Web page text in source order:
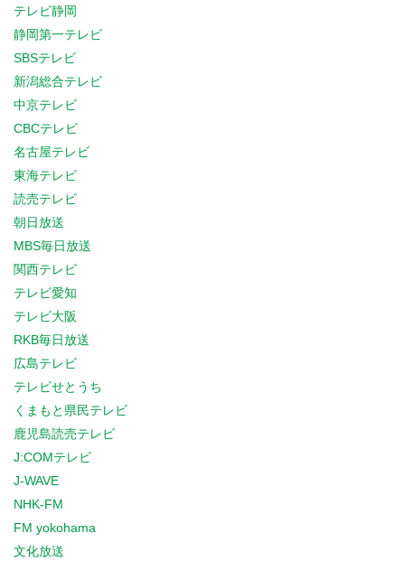
テレビ静岡
静岡第一テレビ
SBSテレビ
新潟総合テレビ
中京テレビ
CBCテレビ
名古屋テレビ
東海テレビ
読売テレビ
朝日放送
MBS毎日放送
関西テレビ
テレビ愛知
テレビ大阪
RKB毎日放送
広島テレビ
テレビせとうち
くまもと県民テレビ
鹿児島読売テレビ
J:COMテレビ
J-WAVE
NHK-FM
FM yokohama
文化放送